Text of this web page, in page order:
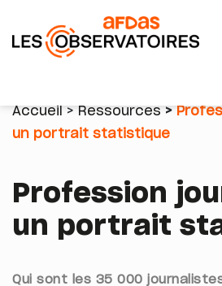
au
contenu
d'Ariane
Accueil Ressources
un portrait statistique
Profession
un portrait
Qui sont les 35 000